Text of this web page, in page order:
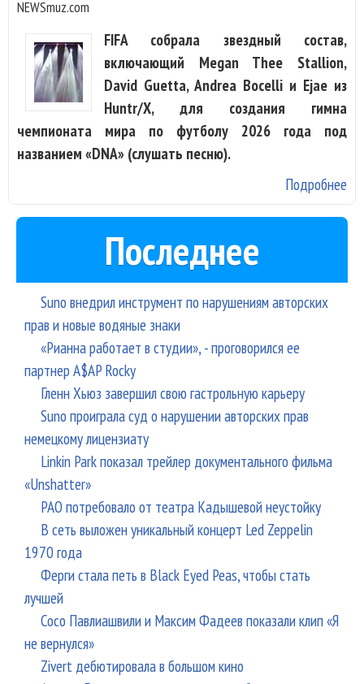
NEWSmuz.com
FIFA собрала звездный состав,
включающий Megan Thee Stallion,
David Guetta, Andrea Bocelli и Ejae из
Huntr/X, для создания гимна
чемпионата мира по футболу 2026 года под
названием «DNA» (слушать песню).
Подробнее
Последнее
Suno внедрил инструмент по нарушениям авторских
прав и новые водяные знаки
«Рианна работает в студии», - проговорился ее
партнер A$AP Rocky
Гленн Хьюз завершил свою гастрольную карьеру
Suno проиграла суд о нарушении авторских прав
немецкому лицензиату
Linkin Park показал трейлер документального фильма
«Unshatter»
РАО потребовало от театра Кадышевой неустойку
В сеть выложен уникальный концерт Led Zeppelin
1970 года
Ферги стала петь в Black Eyed Peas, чтобы стать
лучшей
Сосо Павлиашвили и Максим Фадеев показали клип «Я
не вернулся»
Zivert дебютировала в большом кино